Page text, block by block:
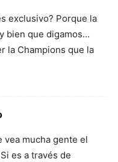
exclusivo? Porque la
bien que digamos…
la Champions que la
vea mucha gente el
es a través de